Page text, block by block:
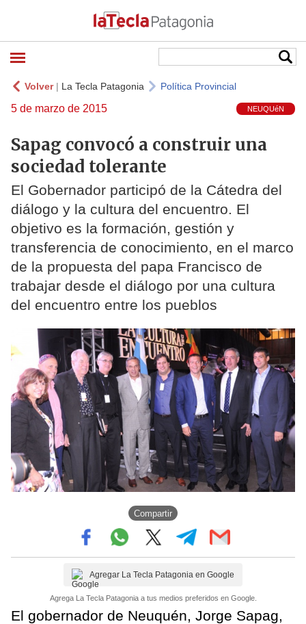
Volver| La Tecla Patagonia Política Provincial
5 de marzo de 2015 NEUQUéN
Sapag convocó a construir una
sociedad tolerante
El Gobernador participó de la Cátedra del
diálogo y la cultura del encuentro. El
objetivo es la formación, gestión y
transferencia de conocimiento, en el marco
de la propuesta del papa Francisco de
trabajar desde el diálogo por una cultura
del encuentro entre los pueblos
Compartir
Agregar La Tecla Patagonia en Google
Agrega La Tecla Patagonia a tus medios preferidos en Google.
El gobernador de Neuquén, Jorge Sapag,